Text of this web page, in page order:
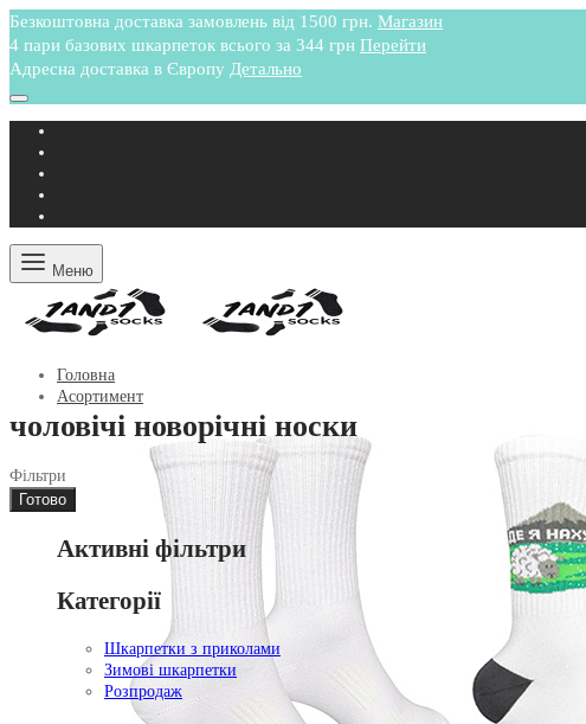
Безкоштовна доставка замовлень від 1500 грн. Магазин
4 пари базових шкарпеток всього за 344 грн Перейти
Адресна доставка в Європу Детально
Меню
Головна
Асортимент
чоловічі новорічні носки
Фільтри
Готово
Активні фільтри
Категорії
Шкарпетки з приколами
Зимові шкарпетки
Розпродаж